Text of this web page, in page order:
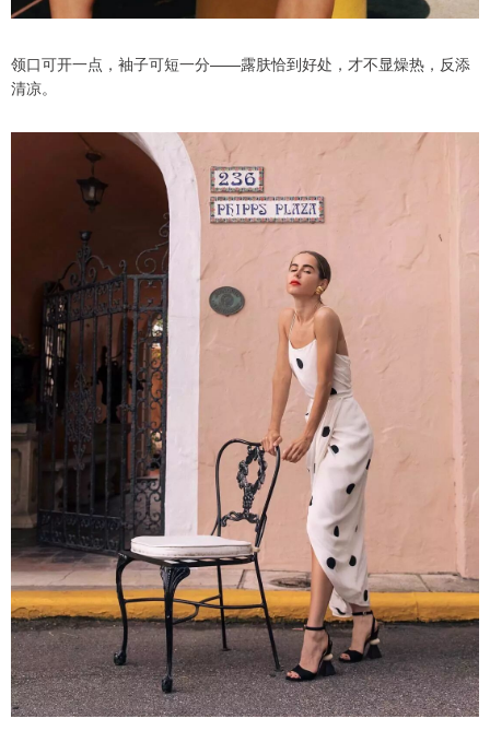
领口可开一点，袖子可短一分——露肤恰到好处，才不显燥热，反添
清凉。